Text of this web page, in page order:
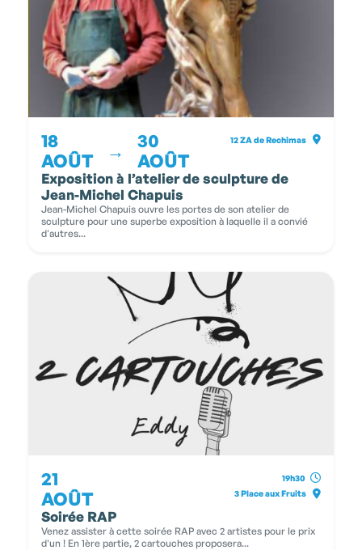
18
AOÛT
→
30
AOÛT
12 ZA de Rechimas
Exposition à l’atelier de sculpture de
Jean-Michel Chapuis
Jean-Michel Chapuis ouvre les portes de son atelier de
sculpture pour une superbe exposition à laquelle il a convié
d'autres...
21
AOÛT
19h30
3 Place aux Fruits
Soirée RAP
Venez assister à cette soirée RAP avec 2 artistes pour le prix
d'un ! En 1ère partie, 2 cartouches proposera...